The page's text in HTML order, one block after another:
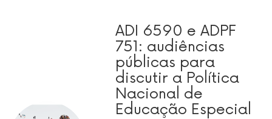
ADI 6590 e ADPF
751: audiências
públicas para
discutir a Política
Nacional de
Educação Especial